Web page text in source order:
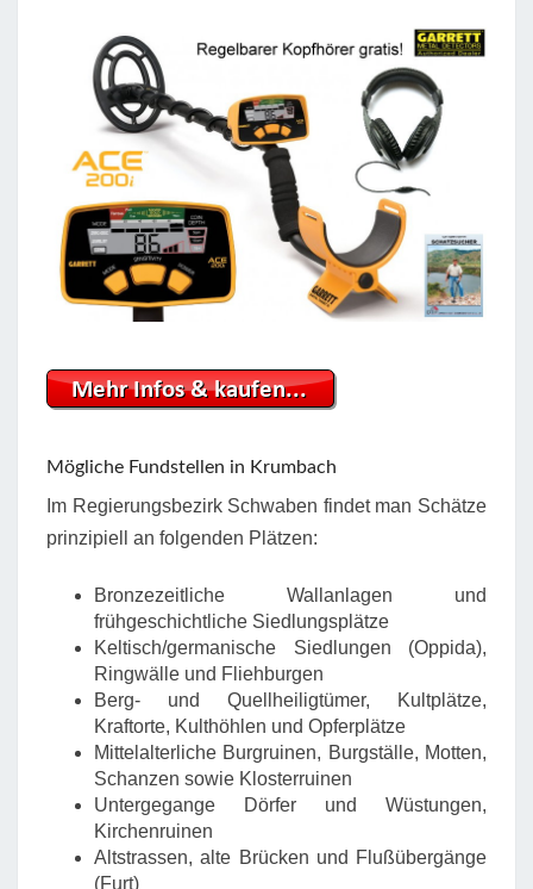
Mögliche Fundstellen in Krumbach
Im Regierungsbezirk Schwaben findet man Schätze
prinzipiell an folgenden Plätzen:
Bronzezeitliche Wallanlagen und
frühgeschichtliche Siedlungsplätze
Keltisch/germanische Siedlungen (Oppida),
Ringwälle und Fliehburgen
Berg- und Quellheiligtümer, Kultplätze,
Kraftorte, Kulthöhlen und Opferplätze
Mittelalterliche Burgruinen, Burgställe, Motten,
Schanzen sowie Klosterruinen
Untergegange Dörfer und Wüstungen,
Kirchenruinen
Altstrassen, alte Brücken und Flußübergänge
(Furt)